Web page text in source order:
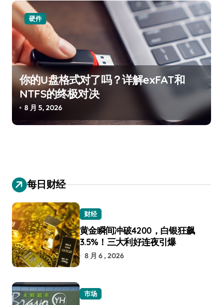
硬件
你的U盘格式对了吗？详解exFAT和
NTFS的终极对决
8 月 5, 2026
每日财经
财经
黄金瞬间冲破4200，白银狂飙
3.5%！三大利好连夜引爆
8 月 6 , 2026
市场